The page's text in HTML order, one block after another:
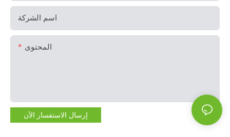
اسم الشركة
المحتوى
إرسال الاستفسار الآن